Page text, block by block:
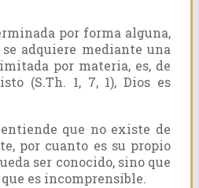
por forma alguna,
adquiere mediante una
por materia, es, de
(S.Th. 1, 7, 1), Dios es
que no existe de
por cuanto es su propio
ser conocido, sino que
es incomprensible.